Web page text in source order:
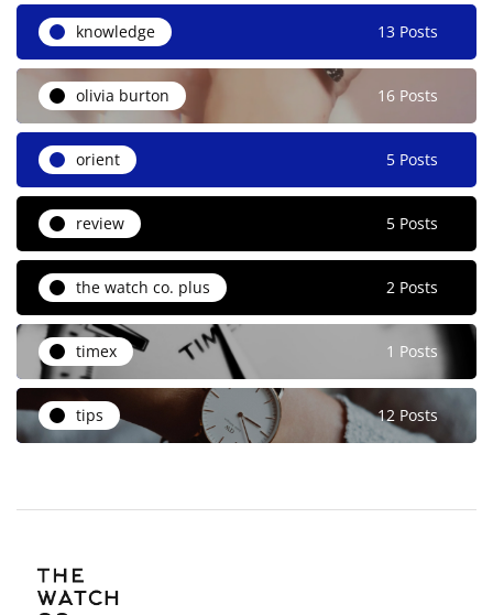
knowledge 13 Posts
olivia burton 16 Posts
orient 5 Posts
review 5 Posts
the watch co. plus 2 Posts
timex 1 Posts
tips 12 Posts